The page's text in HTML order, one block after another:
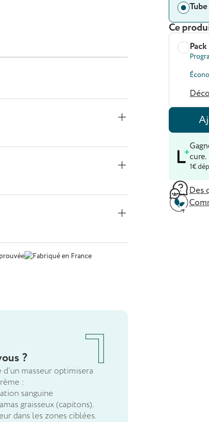
Ce
cure.
1€
Des
?
masseur optimisera
:
sanguine
graisseux (capitons).
dans les zones ciblées.